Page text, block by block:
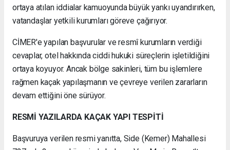
ortaya atılan iddialar kamuoyunda büyük yankı uyandırırken,
vatandaşlar yetkili kurumları göreve çağırıyor.
CİMER'e yapılan başvurular ve resmî kurumların verdiği
cevaplar, otel hakkında ciddi hukuki süreçlerin işletildiğini
ortaya koyuyor. Ancak bölge sakinleri, tüm bu işlemlere
rağmen kaçak yapılaşmanın ve çevreye verilen zararların
devam ettiğini öne sürüyor.
RESMİ YAZILARDA KAÇAK YAPI TESPİTİ
Başvuruya verilen resmi yanıtta, Side (Kemer) Mahallesi